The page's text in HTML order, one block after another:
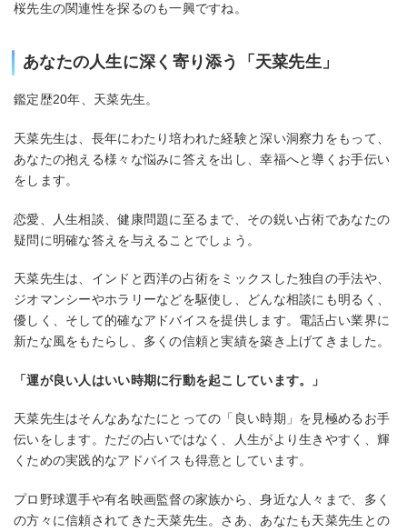
桜先生の関連性を探るのも一興ですね。
あなたの人生に深く寄り添う「天菜先生」
鑑定歴20年、天菜先生。
天菜先生は、長年にわたり培われた経験と深い洞察力をもって、
あなたの抱える様々な悩みに答えを出し、幸福へと導くお手伝い
をします。
恋愛、人生相談、健康問題に至るまで、その鋭い占術であなたの
疑問に明確な答えを与えることでしょう。
天菜先生は、インドと西洋の占術をミックスした独自の手法や、
ジオマンシーやホラリーなどを駆使し、どんな相談にも明るく、
優しく、そして的確なアドバイスを提供します。電話占い業界に
新たな風をもたらし、多くの信頼と実績を築き上げてきました。
「運が良い人はいい時期に行動を起こしています。」
天菜先生はそんなあなたにとっての「良い時期」を見極めるお手
伝いをします。ただの占いではなく、人生がより生きやすく、輝
くための実践的なアドバイスも得意としています。
プロ野球選手や有名映画監督の家族から、身近な人々まで、多く
の方々に信頼されてきた天菜先生。さあ、あなたも天菜先生との